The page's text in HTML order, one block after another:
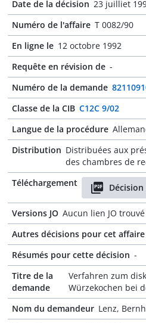
Date de la décision 23 juilliet
Numéro de l'affaire T 0082/90
En ligne le 12 octobre 1992
Requête en révision de -
Numéro de la demande
Classe de la CIB C12C 9/02
Langue de la procédure
Distribution Distribuées aux
des chambres de
Téléchargement
Versions JO Aucun lien JO trouvé
Autres décisions pour cet affaire
Résumés pour cette décision -
Titre de la
demande
Verfahren zum
Würzekochen bei
Nom du demandeur Lenz,